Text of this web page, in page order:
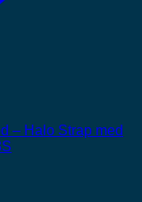
– Halo Strap med